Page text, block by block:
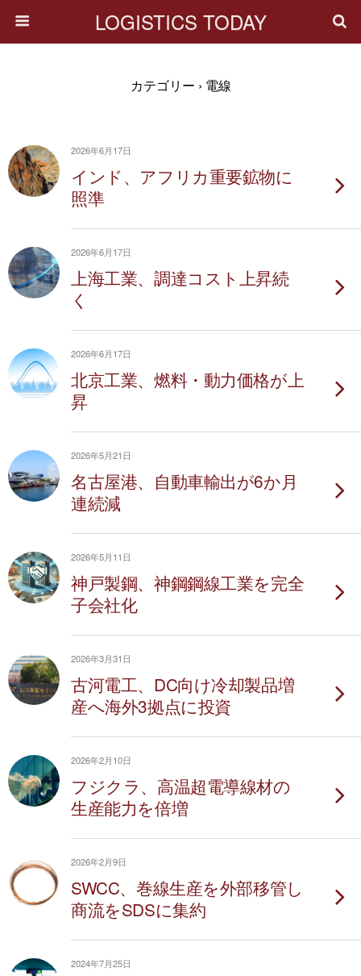
LOGISTICS TODAY
カテゴリー › 電線
2026年6月17日
インド、アフリカ重要鉱物に
照準
2026年6月17日
上海工業、調達コスト上昇続
く
2026年6月17日
北京工業、燃料・動力価格が上
昇
2026年5月21日
名古屋港、自動車輸出が6か月
連続減
2026年5月11日
神戸製鋼、神鋼鋼線工業を完全
子会社化
2026年3月31日
古河電工、DC向け冷却製品増
産へ海外3拠点に投資
2026年2月10日
フジクラ、高温超電導線材の
生産能力を倍増
2026年2月9日
SWCC、巻線生産を外部移管し
商流をSDSに集約
2024年7月25日